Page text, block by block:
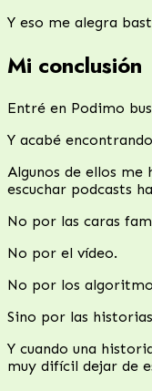
Y eso me alegra
Mi conclusión
Entré en Podimo
Y acabé
Algunos de ellos me
escuchar podcasts
No por las caras
No por el vídeo.
No por los
Sino por las
Y cuando una
muy difícil dejar de